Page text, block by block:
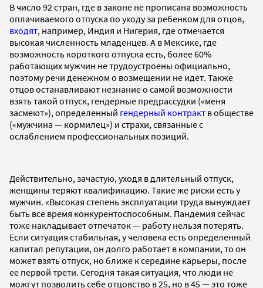
В число 92 стран, где в законе не прописана возможность
оплачиваемого отпуска по уходу за ребенком для отцов,
входят, например, Индия и Нигерия, где отмечается
высокая численность младенцев. А в Мексике, где
возможность короткого отпуска есть, более 60%
работающих мужчин не трудоустроены официально,
поэтому речи денежном о возмещении не идет. Также
отцов останавливают незнание о самой возможности
взять такой отпуск, гендерные предрассудки («меня
засмеют»), определенный гендерный контракт в обществе
(«мужчина — кормилец») и страхи, связанные с
ослаблением профессиональных позиций.
Действительно, зачастую, уходя в длительный отпуск,
женщины теряют квалификацию. Такие же риски есть у
мужчин. «Высокая степень эксплуатации труда вынуждает
быть все время конкурентоспособным. Пандемия сейчас
тоже накладывает отпечаток — работу нельзя потерять.
Если ситуация стабильная, у человека есть определенный
капитал репутации, он долго работает в компании, то он
может взять отпуск, но ближе к середине карьеры, после
ее первой трети. Сегодня такая ситуация, что люди не
можгут позволить себе отцовство в 25, но в 45 — это тоже